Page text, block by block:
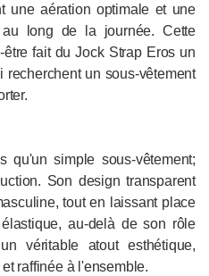
une aération optimale et une
long de la journée. Cette
fait du Jock Strap Eros un
un sous-vêtement
qu'un simple sous-vêtement;
Son design transparent
tout en laissant place
au-delà de son rôle
véritable atout esthétique,
raffinée à l'ensemble.